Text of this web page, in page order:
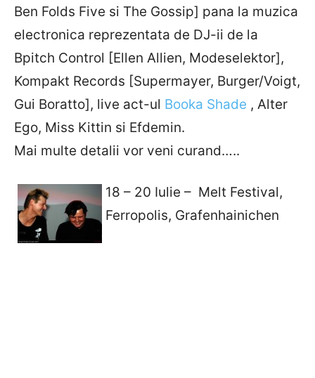
Ben Folds Five si The Gossip] pana la muzica
electronica reprezentata de DJ-ii de la
Bpitch Control [Ellen Allien, Modeselektor],
Kompakt Records [Supermayer, Burger/Voigt,
Gui Boratto], live act-ul Booka Shade , Alter
Ego, Miss Kittin si Efdemin.
Mai multe detalii vor veni curand…..
18 – 20 Iulie – Melt Festival,
Ferropolis, Grafenhainichen